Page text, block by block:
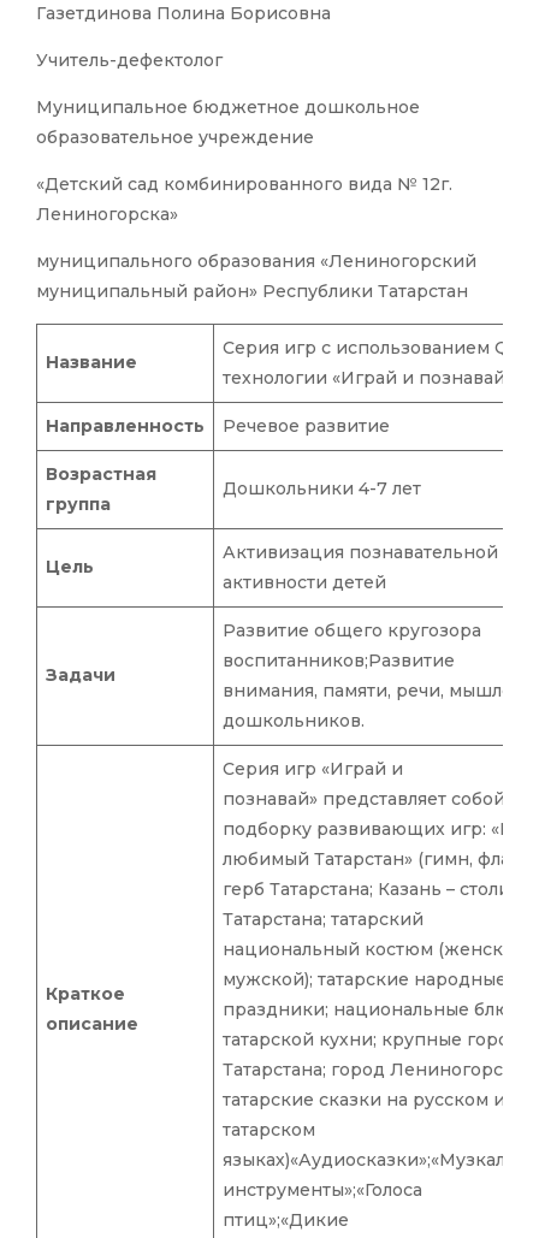
Газетдинова Полина Борисовна
Учитель-дефектолог
Муниципальное бюджетное дошкольное
образовательное учреждение
«Детский сад комбинированного вида № 12г.
Лениногорска»
муниципального образования «Лениногорский
муниципальный район» Республики Татарстан
Название
Серия игр с использованием QR-
технологии «Играй и познавай»
Направленность Речевое развитие
Возрастная
группа
Дошкольники 4-7 лет
Цель
Активизация познавательной
активности детей
Задачи
Развитие общего кругозора
воспитанников;Развитие
внимания, памяти, речи,
дошкольников.
Краткое
описание
Серия игр «Играй и
познавай» представляет собой
подборку развивающих игр: «Мой
любимый Татарстан» (гимн, флаг,
герб Татарстана; Казань – столица
Татарстана; татарский
национальный костюм (женский
мужской); татарские народные
праздники; национальные блюда
татарской кухни; крупные города
Татарстана; город Лениногорск;
татарские сказки на русском и
татарском
инструменты»;«Голоса
птиц»;«Дикие